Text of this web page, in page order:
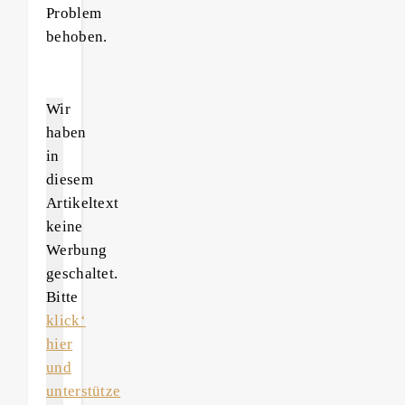
Problem
behoben.
Wir
haben
in
diesem
Artikeltext
keine
Werbung
geschaltet.
Bitte
klick‘
hier
und
unterstütze